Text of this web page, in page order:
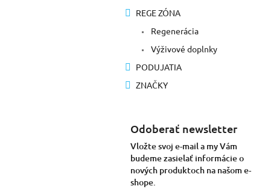
REGE ZÓNA
Regenerácia
Výživové doplnky
PODUJATIA
ZNAČKY
Odoberať newsletter
Vložte svoj e-mail a my Vám
budeme zasielať informácie o
nových produktoch na našom e-
shope.